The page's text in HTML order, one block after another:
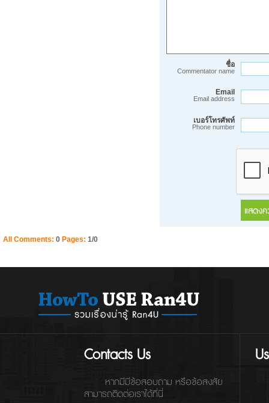
ชื่อ
Commentator name
Email
Email address
เบอร์โทรศัพท์
Phone number
All Comments: 0 Pages: 1/0
Contacts Us
หากมีมีข้อสอบถาม หรือข้อสงสัย
สามารถติดต่อเราได้ที่นี่